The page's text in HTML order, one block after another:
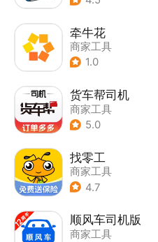
牵牛花
商家工具
1.0
货车帮司机
商家工具
5.0
找零工
商家工具
4.7
顺风车司机版
商家工具